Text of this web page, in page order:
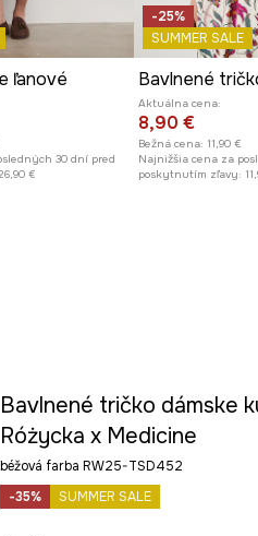
ľanové
30 dní pred
€
-25%
SUMMER SALE
Aktuálna cena:
8,90 €
Bežná cena: 11,90 €
Najnižšia cena za
poskytnutím zľavy:
Bavlnené tričko dámske
Różycka x Medicine
béžová farba RW25-TSD452
-35%
SUMMER SALE